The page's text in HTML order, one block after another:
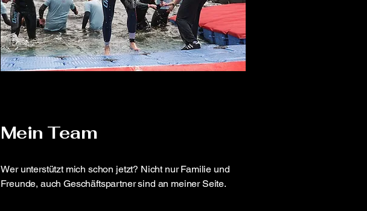
Mein Team
Wer unterstützt mich schon jetzt? Nicht nur Familie und
Freunde, auch Geschäftspartner sind an meiner Seite.